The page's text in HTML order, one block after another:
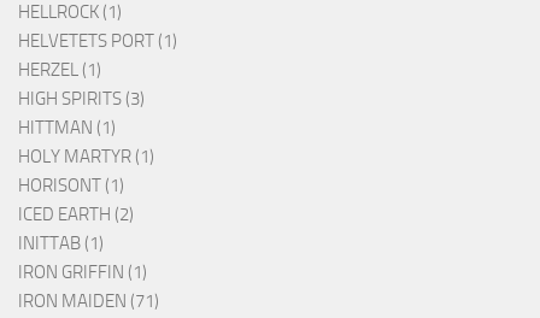
HELLROCK (1)
HELVETETS PORT (1)
HERZEL (1)
HIGH SPIRITS (3)
HITTMAN (1)
HOLY MARTYR (1)
HORISONT (1)
ICED EARTH (2)
INITTAB (1)
IRON GRIFFIN (1)
IRON MAIDEN (71)